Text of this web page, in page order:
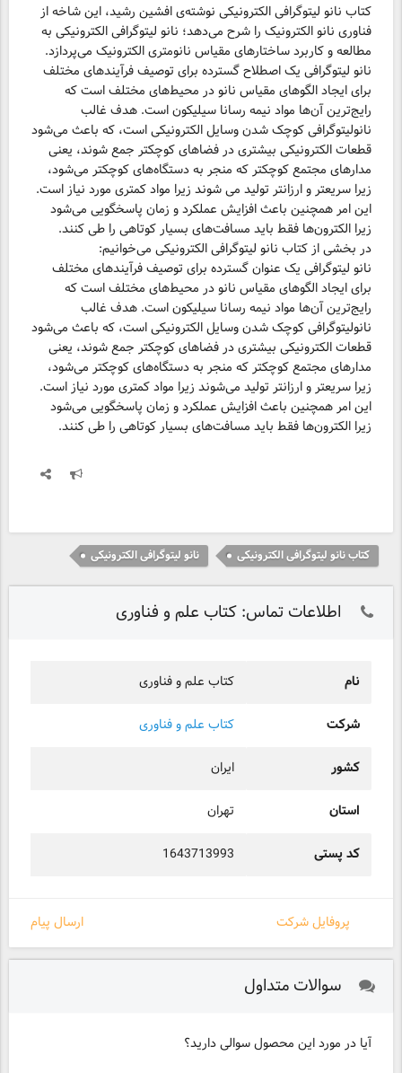
کتاب نانو لیتوگرافی الکترونیکی نوشته‌ی افشین رشید، این شاخه‌ از
فناوری نانو الکترونیک را شرح می‌دهد؛ نانو لیتوگرافی الکترونیکی به
مطالعه و کاربرد ساختارهای مقیاس نانومتری الکترونیک می‌پردازد.
نانو لیتوگرافی یک اصطلاح گسترده برای توصیف فرآیند‌های مختلف
برای ایجاد الگوهای مقیاس نانو در محیط‌های مختلف است که
رایج‌ترین آن‌ها مواد نیمه رسانا سیلیکون است. هدف غالب
نانولیتوگرافی کوچک شدن وسایل الکترونیکی است، که باعث می‌شود
قطعات الکترونیکی بیشتری در فضاهای کوچکتر جمع شوند، یعنی
مدارهای مجتمع کوچکتر که منجر به دستگاه‌های کوچکتر می‌شود،
زیرا سریعتر و ارزانتر تولید می شوند زیرا مواد کمتری مورد نیاز است.
این امر همچنین باعث افزایش عملکرد و زمان پاسخگویی می‌شود
زیرا الکترون‌ها فقط باید مسافت‌های بسیار کوتاهی را طی کنند.
در بخشی از کتاب نانو لیتوگرافی الکترونیکی می‌خوانیم:
نانو لیتوگرافی یک عنوان گسترده برای توصیف فرآیند‌های مختلف
برای ایجاد الگوهای مقیاس نانو در محیط‌های مختلف است که
رایج‌ترین آن‌ها مواد نیمه رسانا سیلیکون است. هدف غالب
نانولیتوگرافی کوچک شدن وسایل الکترونیکی است، که باعث می‌شود
قطعات الکترونیکی بیشتری در فضاهای کوچکتر جمع شوند، یعنی
مدارهای مجتمع کوچکتر که منجر به دستگاه‌های کوچکتر می‌شود،
زیرا سریعتر و ارزانتر تولید می‌شوند زیرا مواد کمتری مورد نیاز است.
این امر همچنین باعث افزایش عملکرد و زمان پاسخگویی می‌شود
زیرا الکترون‌ها فقط باید مسافت‌های بسیار کوتاهی را طی کنند.
کتاب نانو لیتوگرافی الکترونیکی نانو لیتوگرافی الکترونیکی
اطلاعات تماس: کتاب علم و فناوری
نام کتاب علم و فناوری
شرکت کتاب علم و فناوری
کشور ایران
استان تهران
کد پستی 1643713993
ارسال پیام پروفایل شرکت
سوالات متداول
آیا در مورد این محصول سوالی دارید؟